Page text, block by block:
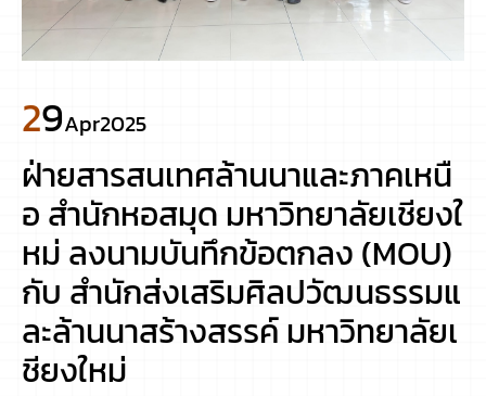
29Apr2025
ฝ่ายสารสนเทศล้านนาและภาคเหนื
อ สำนักหอสมุด มหาวิทยาลัยเชียงใ
หม่ ลงนามบันทึกข้อตกลง (MOU)
กับ สำนักส่งเสริมศิลปวัฒนธรรมแ
ละล้านนาสร้างสรรค์ มหาวิทยาลัยเ
ชียงใหม่